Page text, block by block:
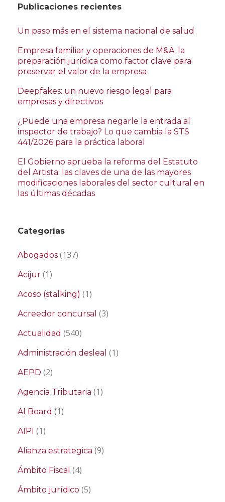
Publicaciones recientes
Un paso más en el sistema nacional de salud
Empresa familiar y operaciones de M&A: la
preparación jurídica como factor clave para
preservar el valor de la empresa
Deepfakes: un nuevo riesgo legal para
empresas y directivos
¿Puede una empresa negarle la entrada al
inspector de trabajo? Lo que cambia la STS
441/2026 para la práctica laboral
El Gobierno aprueba la reforma del Estatuto
del Artista: las claves de una de las mayores
modificaciones laborales del sector cultural en
las últimas décadas
Categorías
Abogados (137)
Acijur (1)
Acoso (stalking) (1)
Acreedor concursal (3)
Actualidad (540)
Administración desleal (1)
AEPD (2)
Agencia Tributaria (1)
AI Board (1)
AIPI (1)
Alianza estrategica (9)
Ámbito Fiscal (4)
Ámbito jurídico (5)